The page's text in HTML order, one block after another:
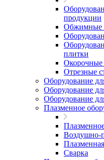
продукции
Обжимные
плитки
Окорочные
Отрезные
Оборудование
Оборудование
Оборудование
Плазменное
Воздушно-
Сварка